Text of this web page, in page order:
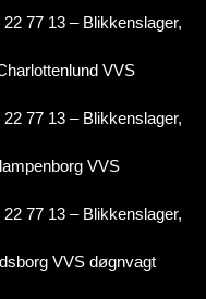
77 13 – Blikkenslager,
VVS
77 13 – Blikkenslager,
VVS
77 13 – Blikkenslager,
VVS døgnvagt